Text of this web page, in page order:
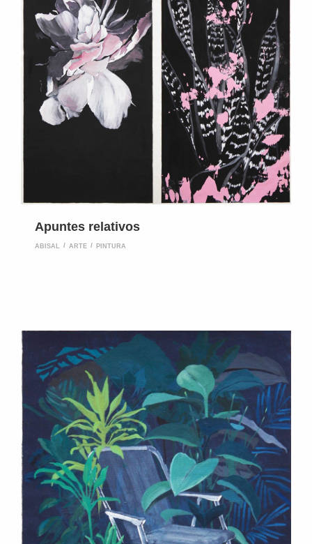
Apuntes relativos
ABISAL ARTE PINTURA